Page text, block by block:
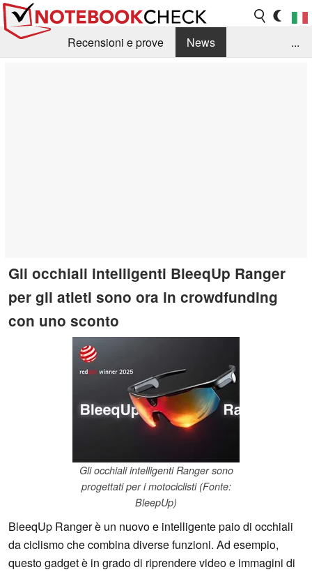
Recensioni e prove
News
...
Gli occhiali intelligenti BleeqUp Ranger
per gli atleti sono ora in crowdfunding
con uno sconto
Gli occhiali intelligenti Ranger sono
progettati per i motociclisti (Fonte:
BleepUp)
BleeqUp Ranger è un nuovo e intelligente paio di occhiali
da ciclismo che combina diverse funzioni. Ad esempio,
questo gadget è in grado di riprendere video e immagini di